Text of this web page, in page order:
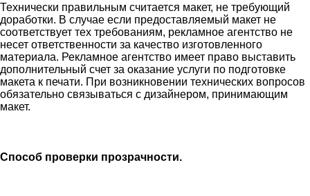
Технически правильным считается макет, не требующий
доработки. В случае если предоставляемый макет не
соответствует тех требованиям, рекламное агентство не
несет ответственности за качество изготовленного
материала. Рекламное агентство имеет право выставить
дополнительный счет за оказание услуги по подготовке
макета к печати. При возникновении технических вопросов
обязательно связываться с дизайнером, принимающим
макет.
Способ проверки прозрачности.